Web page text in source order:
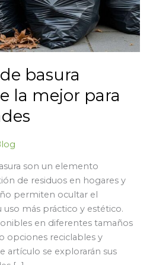
basura
la mejor para
son un elemento
de residuos en hogares y
permiten ocultar el
más práctico y estético.
en diferentes tamaños
opciones reciclables y
artículo se explorarán sus